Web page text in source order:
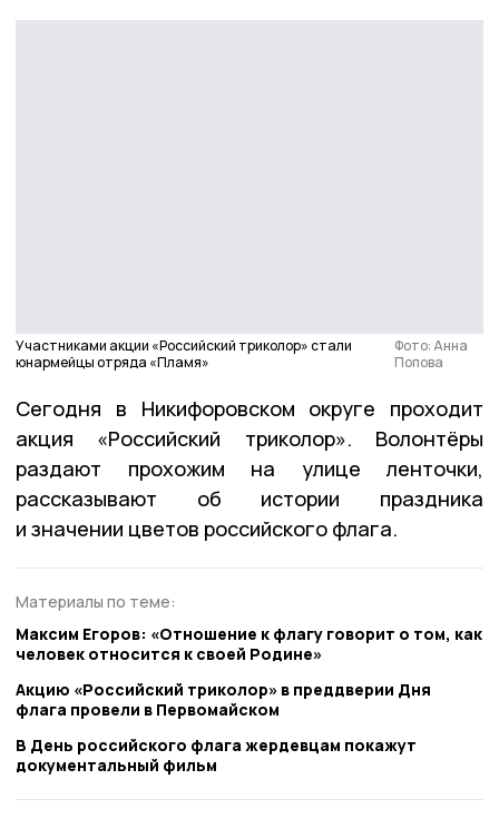
Участниками акции «Российский триколор» стали
юнармейцы отряда «Пламя»
Фото: Анна
Попова
Сегодня в Никифоровском округе проходит
акция «Российский триколор». Волонтёры
раздают прохожим на улице ленточки,
рассказывают об истории праздника
и значении цветов российского флага.
Материалы по теме:
Максим Егоров: «Отношение к флагу говорит о том, как
человек относится к своей Родине»
Акцию «Российский триколор» в преддверии Дня
флага провели в Первомайском
В День российского флага жердевцам покажут
документальный фильм